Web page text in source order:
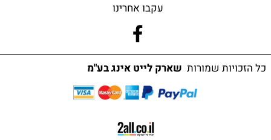
עקבו אחרינו
כל הזכויות שמורות שארק לייט אינג בע"מ